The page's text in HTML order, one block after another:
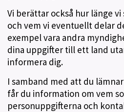
Vi berättar också hur länge
och vem vi eventuellt delar
exempel vara andra
dina uppgifter till ett land
informera dig.
I samband med att du
får du information om vem
personuppgifterna och